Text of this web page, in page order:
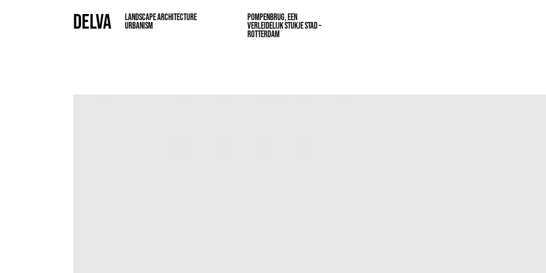
DELVA
LANDSCAPE ARCHITECTURE
URBANISM
POMPENBRUG, EEN
VERLEIDELIJK STUKJE STAD –
ROTTERDAM